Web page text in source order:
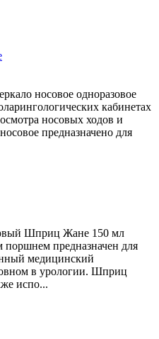
носовое одноразовое
кабинетах
носовых ходов и
предназначено для
Шприц Жане 150 мл
поршнем предназначен для
медицинский
в урологии. Шприц
испо...